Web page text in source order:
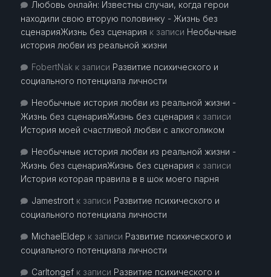
Любовь онлайн: Известны случаи, когда герои
находили свою вторую половинку - Жизнь без
сценарияЖизнь без сценария к записи Необычные
история любви из реальной жизни
FobertNakк записи Развитие психического и
социального потенциала личности
Необычные история любви из реальной жизни -
Жизнь без сценарияЖизнь без сценария к записи
История моей счастливой любви с алкоголиком
Необычные история любви из реальной жизни -
Жизнь без сценарияЖизнь без сценария к записи
История которая правила в в шок моего парня
Jamestrortк записи Развитие психического и
социального потенциала личности
MichaelEldep к записи Развитие психического и
социального потенциала личности
Carltongefк записи Развитие психического и